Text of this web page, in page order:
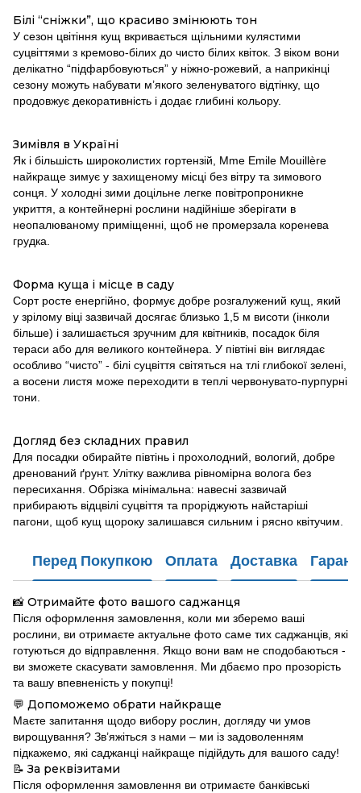
Білі “сніжки”, що красиво змінюють тон
У сезон цвітіння кущ вкривається щільними кулястими
суцвіттями з кремово-білих до чисто білих квіток. З віком вони
делікатно “підфарбовуються” у ніжно-рожевий, а наприкінці
сезону можуть набувати м’якого зеленуватого відтінку, що
продовжує декоративність і додає глибині кольору.
Зимівля в Україні
Як і більшість широколистих гортензій, Mme Emile Mouillère
найкраще зимує у захищеному місці без вітру та зимового
сонця. У холодні зими доцільне легке повітропроникне
укриття, а контейнерні рослини надійніше зберігати в
неопалюваному приміщенні, щоб не промерзала коренева
грудка.
Форма куща і місце в саду
Сорт росте енергійно, формує добре розгалужений кущ, який
у зрілому віці зазвичай досягає близько 1,5 м висоти (інколи
більше) і залишається зручним для квітників, посадок біля
тераси або для великого контейнера. У півтіні він виглядає
особливо “чисто” - білі суцвіття світяться на тлі глибокої зелені,
а восени листя може переходити в теплі червонувато-пурпурні
тони.
Догляд без складних правил
Для посадки обирайте півтінь і прохолодний, вологий, добре
дренований ґрунт. Улітку важлива рівномірна волога без
пересихання. Обрізка мінімальна: навесні зазвичай
прибирають відцвілі суцвіття та проріджують найстаріші
пагони, щоб кущ щороку залишався сильним і рясно квітучим.
Перед Покупкою Оплата Доставка
📸 Отримайте фото вашого саджанця
Після оформлення замовлення, коли ми зберемо ваші
рослини, ви отримаєте актуальне фото саме тих саджанців, які
готуються до відправлення. Якщо вони вам не сподобаються -
ви зможете скасувати замовлення. Ми дбаємо про прозорість
та вашу впевненість у покупці!
💬 Допоможемо обрати найкраще
Маєте запитання щодо вибору рослин, догляду чи умов
вирощування? Зв’яжіться з нами – ми із задоволенням
підкажемо, які саджанці найкраще підійдуть для вашого саду!
📝За реквізитами
Після оформлення замовлення ви отримаєте банківські